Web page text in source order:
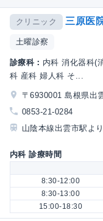
クリニック 三原医
土曜診察
診療科： 内科 消化器科(
科 産科 婦人科 そ...
〒6930001 島根県出
0853-21-0284
山陰本線出雲市駅よ
内科 診療時間
8:30-12:00
8:30-13:00
15:00-18:30